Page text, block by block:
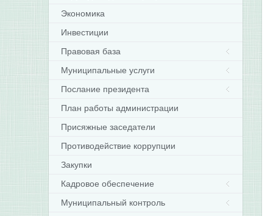
Экономика
Инвестиции
Правовая база
Муниципальные услуги
Послание президента
План работы администрации
Присяжные заседатели
Противодействие коррупции
Закупки
Кадровое обеспечение
Муниципальный контроль